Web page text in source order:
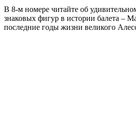
В 8-м номере читайте об
знаковых фигур в истории балета –
последние годы жизни великого